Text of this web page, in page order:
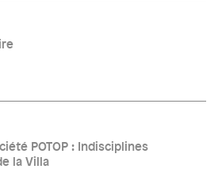
POTOP : Indisciplines
la Villa